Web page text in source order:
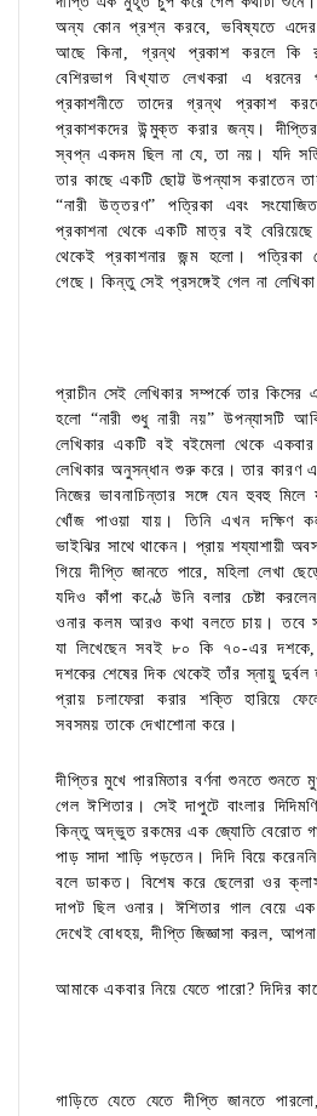
অন্য কোন প্রশ্ন করবে, ভবিষ্যতে এদের
আছে কিনা, গ্রন্থ প্রকাশ করলে কি
বেশিরভাগ বিখ্যাত লেখকরা এ ধরনের
প্রকাশনীতে তাদের গ্রন্থ প্রকাশ
প্রকাশকদের উন্মুক্ত করার জন্য।
স্বপ্ন একদম ছিল না যে, তা নয়। যদি
তার কাছে একটি ছোট্ট উপন্যাস করাতেন
“নারী উত্তরণ” পত্রিকা এবং
প্রকাশনা থেকে একটি মাত্র বই
থেকেই প্রকাশনার জন্ম হলো। পত্রিকা
গেছে। কিন্তু সেই প্রসঙ্গেই গেল না
প্রাচীন সেই লেখিকার সম্পর্কে তার
হলো “নারী শুধু নারী নয়” উপন্যাসটি
লেখিকার একটি বই বইমেলা থেকে
লেখিকার অনুসন্ধান শুরু করে। তার কারণ
নিজের ভাবনাচিন্তার সঙ্গে যেন হুবহু
খোঁজ পাওয়া যায়। তিনি এখন দক্ষিণ
ভাইঝির সাথে থাকেন। প্রায় শয্যাশায়ী
গিয়ে দীপ্তি জানতে পারে, মহিলা লেখা
যদিও কাঁপা কণ্ঠে উনি বলার চেষ্টা
ওনার কলম আরও কথা বলতে চায়। তবে
যা লিখেছেন সবই ৮০ কি ৭০-এর
দশকের শেষের দিক থেকেই তাঁর স্নায়ু
প্রায় চলাফেরা করার শক্তি হারিয়ে
সবসময় তাকে দেখাশোনা করে।
দীপ্তির মুখে পারমিতার বর্ণনা শুনতে শুনতে
গেল ঈশিতার। সেই দাপুটে বাংলার
কিন্তু অদ্ভুত রকমের এক জ্যোতি বেরোত
পাড় সাদা শাড়ি পড়তেন। দিদি বিয়ে
বলে ডাকত। বিশেষ করে ছেলেরা ওর
দাপট ছিল ওনার। ঈশিতার গাল বেয়ে
দেখেই বোধহয়, দীপ্তি জিজ্ঞাসা করল,
আমাকে একবার নিয়ে যেতে পারো? দিদির
গাড়িতে যেতে যেতে দীপ্তি জানতে